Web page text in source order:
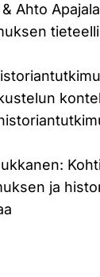
Ahto
ja